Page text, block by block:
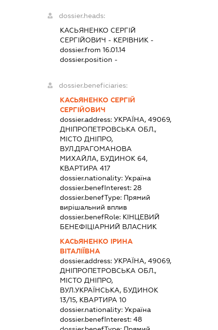
dossier.heads:
КАСЬЯНЕНКО СЕРГІЙ
СЕРГІЙОВИЧ - КЕРІВНИК -
dossier.from 16.01.14
dossier.position -
dossier.beneficiaries:
КАСЬЯНЕНКО СЕРГІЙ
СЕРГІЙОВИЧ
dossier.address:УКРАЇНА, 49069,
ДНІПРОПЕТРОВСЬКА ОБЛ.,
МІСТО ДНІПРО,
ВУЛ.ДРАГОМАНОВА
МИХАЙЛА, БУДИНОК 64,
КВАРТИРА 417
dossier.nationality:Україна
dossier.benefInterest:28
dossier.benefType: Прямий
вирішальний вплив
dossier.benefRole: КІНЦЕВИЙ
БЕНЕФІЦІАРНИЙ ВЛАСНИК
КАСЬЯНЕНКО ІРИНА
ВІТАЛІЇВНА
dossier.address:УКРАЇНА, 49069,
ДНІПРОПЕТРОВСЬКА ОБЛ.,
МІСТО ДНІПРО,
ВУЛ.УКРАЇНСЬКА, БУДИНОК
13/15, КВАРТИРА 10
dossier.nationality:Україна
dossier.benefInterest:48